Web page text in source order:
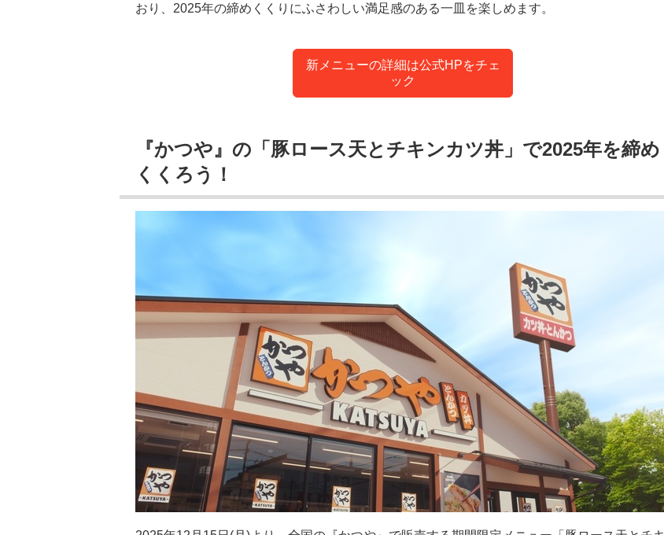
おり、2025年の締めくくりにふさわしい満足感のある一皿を楽しめます。
新メニューの詳細は公式HPをチェ
ック
『かつや』の「豚ロース天とチキンカツ丼」で2025年を締め
くくろう！